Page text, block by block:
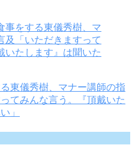
東儀秀樹、マナー講師の指
てみんな言う。『頂戴いた
」